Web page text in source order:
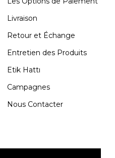
Livraison
Retour et Échange
Entretien des Produits
Etik Hattı
Campagnes
Nous Contacter